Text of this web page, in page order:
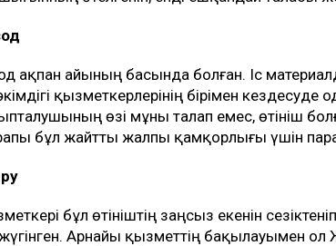
ақпан айының басында болған. Іс
қызметкерлерінің бірімен кездесуде
өзі мұны талап емес, өтініш
бұл жайтты жалпы қамқорлығы үшін пара
бұл өтініштің заңсыз екенін
жүгінген. Арнайы қызметтің бақылауымен